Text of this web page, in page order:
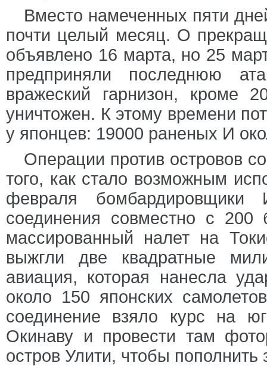
Вместо намеченных пяти
почти целый месяц. О
объявлено 16 марта, но 25
предприняли последнюю
вражеский гарнизон, кроме
уничтожен. К этому времени
у японцев: 19000 раненых И
Операции против островов
того, как стало возможным
февраля бомбардировщики
соединения совместно с
массированный налет на
выжгли две квадратные
авиация, которая нанесла
около 150 японских
соединение взяло курс на
Окинаву и провести там
остров Улити, чтобы